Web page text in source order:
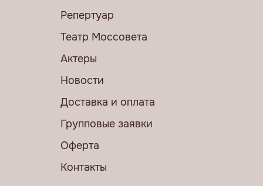
Репертуар
Театр Моссовета
Актеры
Новости
Доставка и оплата
Групповые заявки
Оферта
Контакты